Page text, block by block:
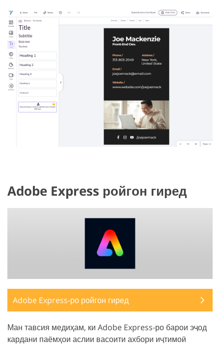
Adobe Express ройгон гиред
Adobe Express-ро ройгон гиред
Ман тавсия медиҳам, ки Adobe Express-ро барои эҷод
кардани паёмҳои аслии васоити ахбори иҷтимоӣ